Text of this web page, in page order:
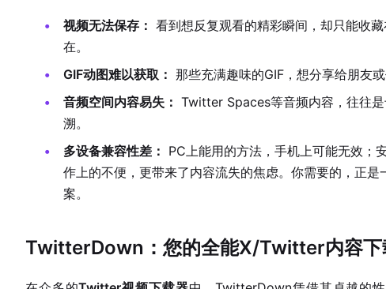
视频无法保存： 看到想反复观看的精彩瞬间，却只能收
在。
GIF动图难以获取： 那些充满趣味的GIF，想分享给朋友
音频空间内容易失： Twitter Spaces等音频内容，往往
溯。
多设备兼容性差： PC上能用的方法，手机上可能无效；
作上的不便，更带来了内容流失的焦虑。你需要的，正是
案。
TwitterDown：您的全能X/Twitter内容下